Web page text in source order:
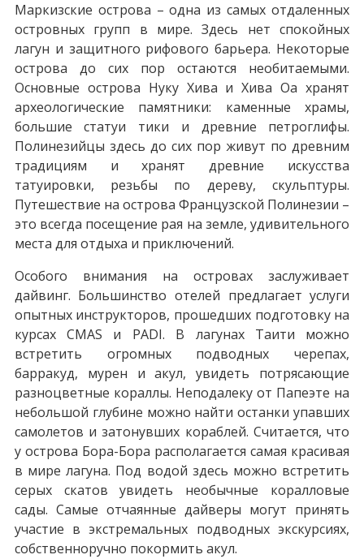
Маркизские острова – одна из самых отдаленных
островных групп в мире. Здесь нет спокойных
лагун и защитного рифового барьера. Некоторые
острова до сих пор остаются необитаемыми.
Основные острова Нуку Хива и Хива Оа хранят
археологические памятники: каменные храмы,
большие статуи тики и древние петроглифы.
Полинезийцы здесь до сих пор живут по древним
традициям и хранят древние искусства
татуировки, резьбы по дереву, скульптуры.
Путешествие на острова Французской Полинезии –
это всегда посещение рая на земле, удивительного
места для отдыха и приключений.
Особого внимания на островах заслуживает
дайвинг. Большинство отелей предлагает услуги
опытных инструкторов, прошедших подготовку на
курсах CMAS и PADI. В лагунах Таити можно
встретить огромных подводных черепах,
барракуд, мурен и акул, увидеть потрясающие
разноцветные кораллы. Неподалеку от Папеэте на
небольшой глубине можно найти останки упавших
самолетов и затонувших кораблей. Считается, что
у острова Бора-Бора располагается самая красивая
в мире лагуна. Под водой здесь можно встретить
серых скатов увидеть необычные коралловые
сады. Самые отчаянные дайверы могут принять
участие в экстремальных подводных экскурсиях,
собственноручно покормить акул.